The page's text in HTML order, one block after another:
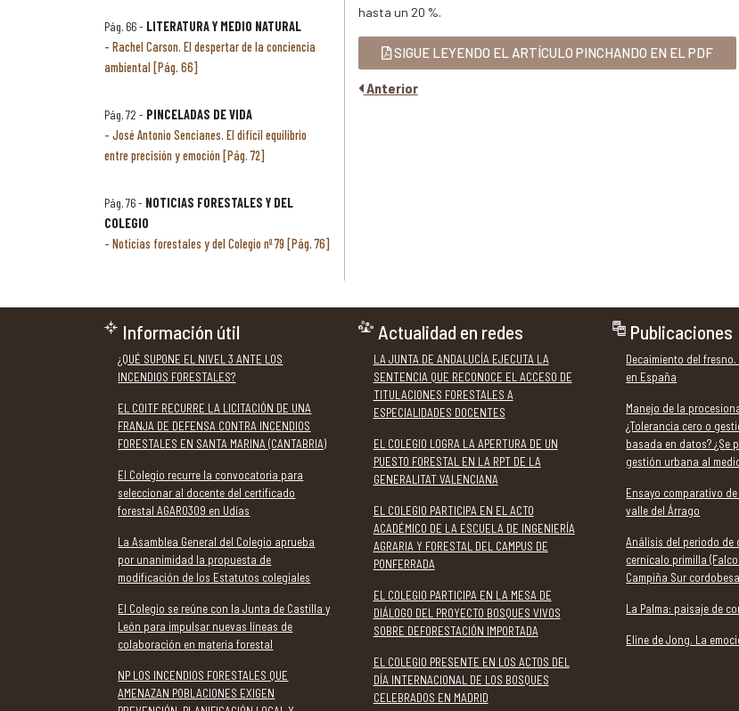
Pág. 66 - LITERATURA Y MEDIO NATURAL
Rachel Carson. El despertar de la conciencia
ambiental [Pág. 66]
Pág. 72 - PINCELADAS DE VIDA
José Antonio Sencianes. El difícil equilibrio
entre precisión y emoción [Pág. 72]
Pág. 76 - NOTICIAS FORESTALES Y DEL
COLEGIO
Noticias forestales y del Colegio nº 79 [Pág. 76]
hasta un 20 %.
SIGUE LEYENDO EL ARTÍCULO PINCHANDO EN EL PDF
Anterior
Información útil
¿QUÉ SUPONE EL NIVEL 3 ANTE LOS
INCENDIOS FORESTALES?
EL COITF RECURRE LA LICITACIÓN DE UNA
FRANJA DE DEFENSA CONTRA INCENDIOS
FORESTALES EN SANTA MARINA (CANTABRIA)
El Colegio recurre la convocatoria para
seleccionar al docente del certificado
forestal AGAR0309 en Udías
La Asamblea General del Colegio aprueba
por unanimidad la propuesta de
modificación de los Estatutos colegiales
El Colegio se reúne con la Junta de Castilla y
León para impulsar nuevas líneas de
colaboración en materia forestal
NP LOS INCENDIOS FORESTALES QUE
AMENAZAN POBLACIONES EXIGEN
Actualidad en redes
LA JUNTA DE ANDALUCÍA EJECUTA LA
SENTENCIA QUE RECONOCE EL ACCESO DE
TITULACIONES FORESTALES A
ESPECIALIDADES DOCENTES
EL COLEGIO LOGRA LA APERTURA DE UN
PUESTO FORESTAL EN LA RPT DE LA
GENERALITAT VALENCIANA
EL COLEGIO PARTICIPA EN EL ACTO
ACADÉMICO DE LA ESCUELA DE INGENIERÍA
AGRARIA Y FORESTAL DEL CAMPUS DE
PONFERRADA
EL COLEGIO PARTICIPA EN LA MESA DE
DIÁLOGO DEL PROYECTO BOSQUES VIVOS
SOBRE DEFORESTACIÓN IMPORTADA
EL COLEGIO PRESENTE EN LOS ACTOS DEL
DÍA INTERNACIONAL DE LOS BOSQUES
CELEBRADOS EN MADRID
Publicaciones
Decaimiento del
en España
Manejo de la
¿Tolerancia cero o
basada en datos? ¿Se
gestión urbana al
Ensayo comparativo
valle del Árrago
Análisis del periodo de
cernícalo primilla
Campiña Sur cordobesa
La Palma: paisaje de
Eline de Jong. La